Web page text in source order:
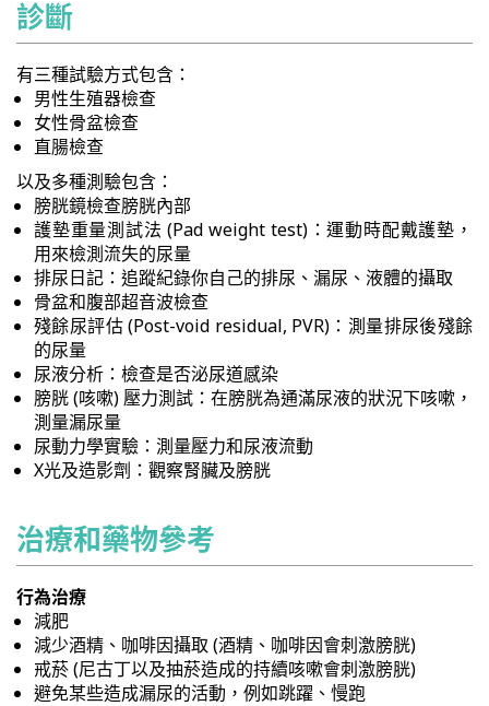
診斷
有三種試驗方式包含：
男性生殖器檢查
女性骨盆檢查
直腸檢查
以及多種測驗包含：
膀胱鏡檢查膀胱內部
護墊重量測試法 (Pad weight test)：運動時配戴護墊，
用來檢測流失的尿量
排尿日記：追蹤紀錄你自己的排尿、漏尿、液體的攝取
骨盆和腹部超音波檢查
殘餘尿評估 (Post-void residual, PVR)：測量排尿後殘餘
的尿量
尿液分析：檢查是否泌尿道感染
膀胱 (咳嗽) 壓力測試：在膀胱為通滿尿液的狀況下咳嗽，
測量漏尿量
尿動力學實驗：測量壓力和尿液流動
X光及造影劑：觀察腎臟及膀胱
治療和藥物參考
行為治療
減肥
減少酒精、咖啡因攝取 (酒精、咖啡因會刺激膀胱)
戒菸 (尼古丁以及抽菸造成的持續咳嗽會刺激膀胱)
避免某些造成漏尿的活動，例如跳躍、慢跑